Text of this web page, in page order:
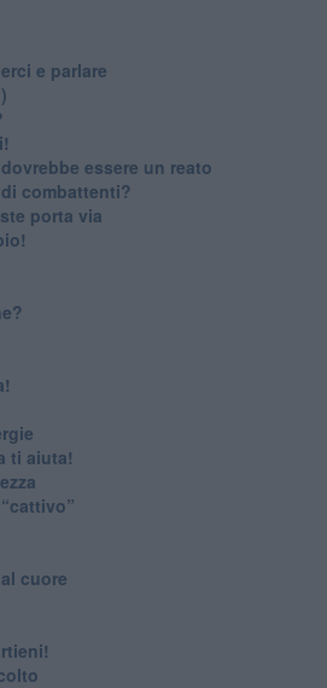
e parlare
essere un reato
combattenti?
porta via
ti aiuta!
cuore